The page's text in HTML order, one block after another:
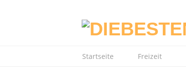
Startseite Freizeit